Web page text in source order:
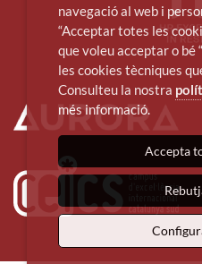
navegació al web i
“Acceptar totes les
que voleu acceptar o
les cookies tècniques
Consulteu la nostra
més informació.
Accepta